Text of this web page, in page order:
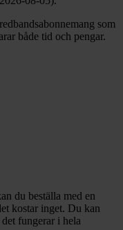
som
både tid och pengar.
du beställa med en
kostar inget. Du kan
fungerar i hela